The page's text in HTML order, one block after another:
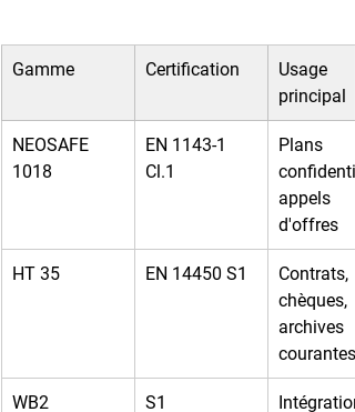
Gamme Certification
Usage
principal
NEOSAFE
1018
EN 1143-1
Cl.1
Plans
appels
d'offres
HT 35 EN 14450 S1
Contrats,
chèques,
archives
courantes
WB2 S1